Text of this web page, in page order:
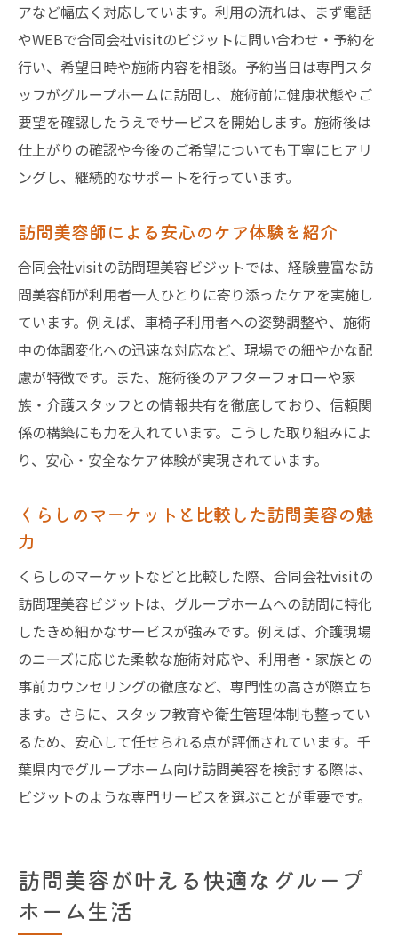
訪問美容で実現する心と身体の健康サポー
ト
QOL向上のための訪問美容活用事例
訪問美容師との信頼関係がもたらす安心感
訪問美容の継続利用が生活を豊かにする理
由
訪問美容サービス選びで押さえるべきポイ
ント
訪問美容の料金体系とサービス内容を比較
口コミや評判を活用した訪問美容選びのコ
ツ
訪問美容師の対応力と専門性を見極める方
法
千葉県で利用しやすい訪問美容を探すには
安心して任せられる訪問美容の見分け方
千葉県で信頼される訪問美容の特徴
訪問美容師の資格・経験を確認する方法
訪問美容の安全対策と衛生面のチェック
口コミや利用者の声を参考にする訪問美容
選び
出張美容師との違いを知って賢く選ぶ
アなど幅広く対応しています。利用の流れは、まず電話
やWEBで合同会社visitのビジットに問い合わせ・予約を
行い、希望日時や施術内容を相談。予約当日は専門スタ
ッフがグループホームに訪問し、施術前に健康状態やご
要望を確認したうえでサービスを開始します。施術後は
仕上がりの確認や今後のご希望についても丁寧にヒアリ
ングし、継続的なサポートを行っています。
訪問美容師による安心のケア体験を紹介
合同会社visitの訪問理美容ビジットでは、経験豊富な訪
問美容師が利用者一人ひとりに寄り添ったケアを実施し
ています。例えば、車椅子利用者への姿勢調整や、施術
中の体調変化への迅速な対応など、現場での細やかな配
慮が特徴です。また、施術後のアフターフォローや家
族・介護スタッフとの情報共有を徹底しており、信頼関
係の構築にも力を入れています。こうした取り組みによ
り、安心・安全なケア体験が実現されています。
くらしのマーケットと比較した訪問美容の魅
力
くらしのマーケットなどと比較した際、合同会社visitの
訪問理美容ビジットは、グループホームへの訪問に特化
したきめ細かなサービスが強みです。例えば、介護現場
のニーズに応じた柔軟な施術対応や、利用者・家族との
事前カウンセリングの徹底など、専門性の高さが際立ち
ます。さらに、スタッフ教育や衛生管理体制も整ってい
るため、安心して任せられる点が評価されています。千
葉県内でグループホーム向け訪問美容を検討する際は、
ビジットのような専門サービスを選ぶことが重要です。
訪問美容が叶える快適なグループ
ホーム生活